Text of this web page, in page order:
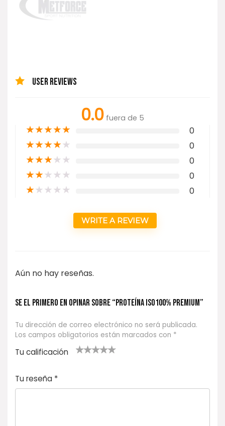
USER REVIEWS
0.0 fuera de 5
★★★★★ 0
★★★★★ 0
★★★★★ 0
★★★★★ 0
★★★★★ 0
WRITE A REVIEW
Aún no hay reseñas.
Se el primero en opinar sobre “PROTEÍNA ISO100% PREMIUM”
Tu dirección de correo electrónico no será publicada.
Los campos obligatorios están marcados con *
Tu calificación
e
5
las
s
Tu reseña *